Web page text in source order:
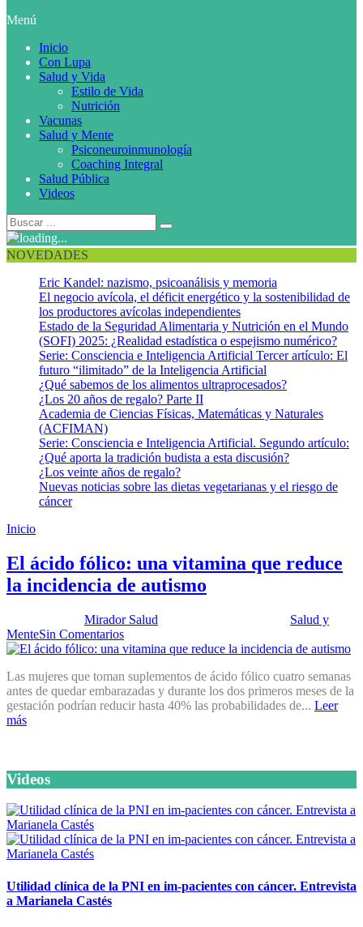
Menú
Inicio
Con Lupa
Salud y Vida
Estilo de Vida
Nutrición
Vacunas
Salud y Mente
Psiconeuroinmunología
Coaching Integral
Salud Pública
Videos
NOVEDADES
Eric Kandel: nazismo, psicoanálisis y memoria
El negocio avícola, el déficit energético y la sostenibilidad de
los productores avícolas independientes
Estado de la Seguridad Alimentaria y Nutrición en el Mundo
(SOFI) 2025: ¿Realidad estadística o espejismo numérico?
Serie: Consciencia e Inteligencia Artificial Tercer artículo: El
futuro “ilimitado” de la Inteligencia Artificial
¿Qué sabemos de los alimentos ultraprocesados?
¿Los 20 años de regalo? Parte II
Academia de Ciencias Físicas, Matemáticas y Naturales
(ACFIMAN)
Serie: Consciencia e Inteligencia Artificial. Segundo artículo:
¿Qué aporta la tradición budista a esta discusión?
¿Los veinte años de regalo?
Nuevas noticias sobre las dietas vegetarianas y el riesgo de
cáncer
Inicio
El ácido fólico: una vitamina que reduce
la incidencia de autismo
Mirador Salud
Salud y
MenteSin Comentarios
Las mujeres que toman suplementos de ácido fólico cuatro semanas
antes de quedar embarazadas y durante los dos primeros meses de la
gestación podrían reducir hasta 40% las probabilidades de... Leer
más
Videos
Utilidad clínica de la PNI en im-pacientes con cáncer. Entrevista
a Marianela Castés